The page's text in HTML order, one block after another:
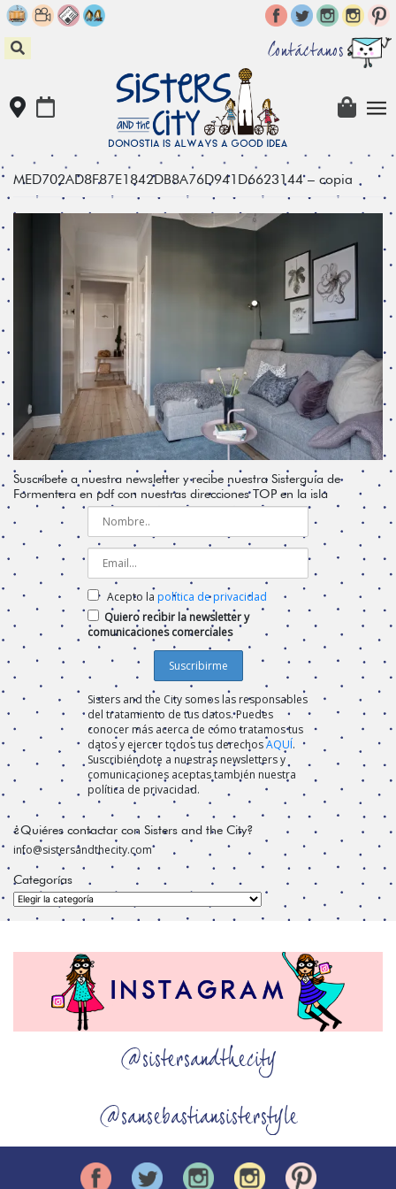
Skip
to
content
Contáctanos
MED702AD8F87E1842DB8A76D941D6623144 – copia
Suscríbete a nuestra newsletter y recibe nuestra Sisterguía de
Formentera en pdf con nuestras direcciones TOP en la isla
Acepto la política de privacidad
Quiero recibir la newsletter y
comunicaciones comerciales
Sisters and the City somos las responsables
del tratamiento de tus datos. Puedes
conocer más acerca de cómo tratamos tus
datos y ejercer todos tus derechosAQUÍ.
Suscribiéndote a nuestras newsletters y
comunicaciones aceptas también nuestra
política de privacidad.
¿Quiéres contactar con Sisters and the City?
info@sistersandthecity.com
Categorías
Categorías
@sistersandthecity
@sansebastiansisterstyle